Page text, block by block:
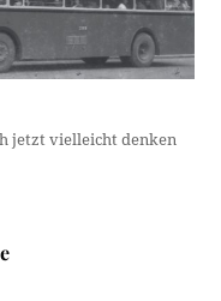
jetzt vielleicht denken